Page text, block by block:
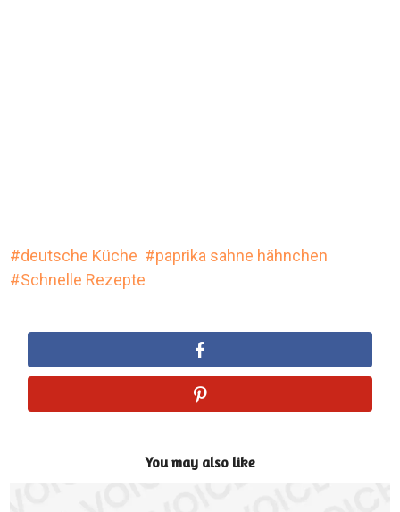
deutsche Küche
paprika sahne hähnchen
Schnelle Rezepte
You may also like